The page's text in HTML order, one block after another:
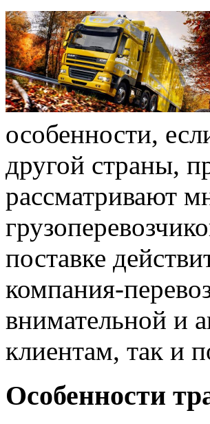
особенности,
другой страны,
рассматривают
поставке
компания-
внимательной и
клиентам, так и
Особенности